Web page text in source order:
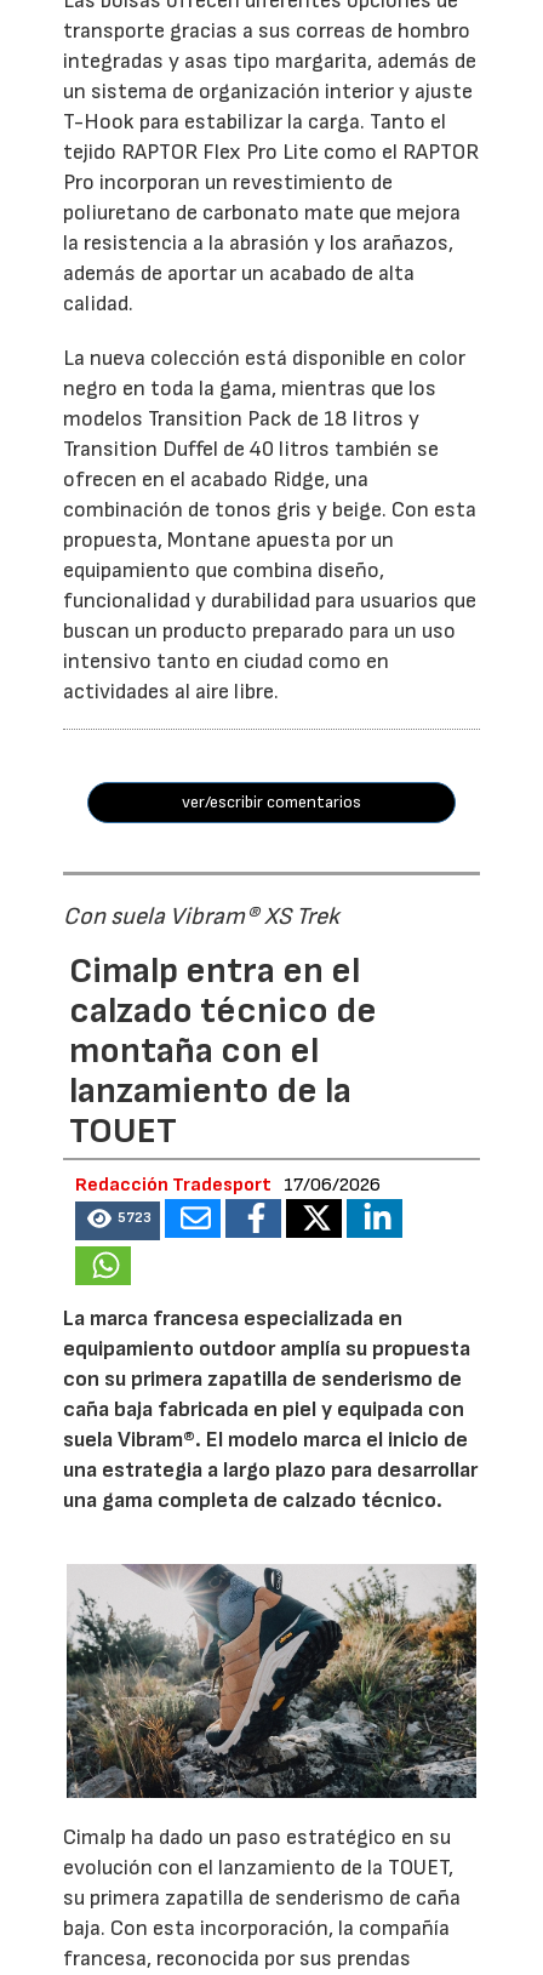
transporte gracias a sus correas de hombro
integradas y asas tipo margarita, además de
un sistema de organización interior y ajuste
T-Hook para estabilizar la carga. Tanto el
tejido RAPTOR Flex Pro Lite como el RAPTOR
Pro incorporan un revestimiento de
poliuretano de carbonato mate que mejora
la resistencia a la abrasión y los arañazos,
además de aportar un acabado de alta
calidad.
La nueva colección está disponible en color
negro en toda la gama, mientras que los
modelos Transition Pack de 18 litros y
Transition Duffel de 40 litros también se
ofrecen en el acabado Ridge, una
combinación de tonos gris y beige. Con esta
propuesta, Montane apuesta por un
equipamiento que combina diseño,
funcionalidad y durabilidad para usuarios que
buscan un producto preparado para un uso
intensivo tanto en ciudad como en
actividades al aire libre.
ver/escribir comentarios
Con suela Vibram® XS Trek
Cimalp entra en el
calzado técnico de
montaña con el
lanzamiento de la
TOUET
Redacción Tradesport 17/06/2026
5723
La marca francesa especializada en
equipamiento outdoor amplía su propuesta
con su primera zapatilla de senderismo de
caña baja fabricada en piel y equipada con
suela Vibram®. El modelo marca el inicio de
una estrategia a largo plazo para desarrollar
una gama completa de calzado técnico.
Cimalp ha dado un paso estratégico en su
evolución con el lanzamiento de la TOUET,
su primera zapatilla de senderismo de caña
baja. Con esta incorporación, la compañía
francesa, reconocida por sus prendas